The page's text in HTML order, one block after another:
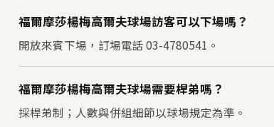
福爾摩莎楊梅高爾夫球場訪客可以下場嗎？
開放來賓下場，訂場電話 03-4780541。
福爾摩莎楊梅高爾夫球場需要桿弟嗎？
採桿弟制；人數與併組細節以球場規定為準。